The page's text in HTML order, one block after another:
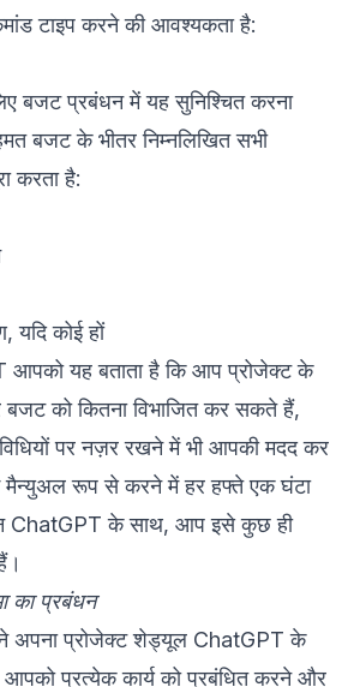
टाइप करने की आवश्यकता है:
बजट प्रबंधन में यह सुनिश्चित करना
बजट के भीतर निम्नलिखित सभी
करता है:
यदि कोई हों
यह बताता है कि आप प्रोजेक्ट के
बजट को कितना विभाजित कर सकते हैं,
पर नज़र रखने में भी आपकी मदद कर
मैन्युअल रूप से करने में हर हफ्ते एक घंटा
ChatGPT के साथ, आप इसे कुछ ही
का प्रबंधन
अपना प्रोजेक्ट शेड्यूल ChatGPT के
प्रत्येक कार्य को प्रबंधित करने और